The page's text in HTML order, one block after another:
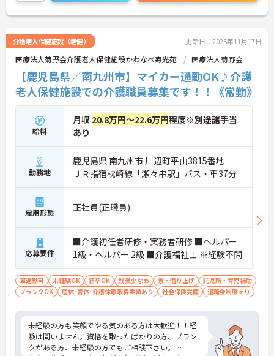
介護老人保健施設（老健） 更新日：2025年11月17日
医療法人菊野会介護老人保健施設かわなべ寿光苑 医療法人菊野会
【鹿児島県／南九州市】マイカー通勤OK♪介護
老人保健施設での介護職員募集です！！《常勤》
給料
月収 20.8万円～22.6万円程度※別途諸手当
あり
勤務地
鹿児島県 南九州市 川辺町平山3815番地
ＪＲ指宿枕崎線「瀬々串駅」バス・車37分
雇用形態 正社員(正職員)
応募要件
■介護初任者研修・実務者研修 ■ヘルパー
1級・ヘルパー 2級 ■介護福祉士 ※経験不問
車通勤可 未経験OK 新卒OK 残業少なめ 寮・借り上げ
託児所・育児補助
ブランクOK
産休･育休･介護休暇取得実績あり 社会保険完備 退職金制度あり
未経験の方も笑顔でやる気のある方は大歓迎！！経
験は問いません。資格を取ったばかりの方、ブラン
クがある方、未経験の方でもご相談下さい。